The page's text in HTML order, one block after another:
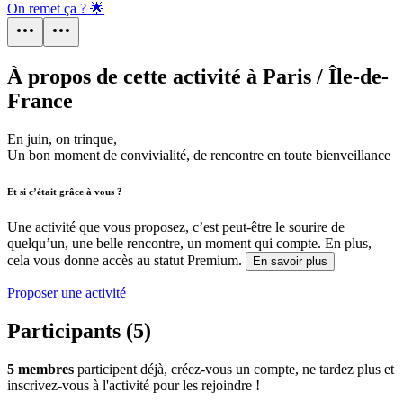
On remet ça ? 🌟
À propos de cette activité à Paris / Île-de-
France
En juin, on trinque,
Un bon moment de convivialité, de rencontre en toute bienveillance
Et si c’était grâce à vous ?
Une activité que vous proposez, c’est peut-être le sourire de
quelqu’un, une belle rencontre, un moment qui compte. En plus,
cela vous donne accès au statut Premium.
En savoir plus
Proposer une activité
Participants (5)
5 membres participent déjà, créez-vous un compte, ne tardez plus et
inscrivez-vous à l'activité pour les rejoindre !